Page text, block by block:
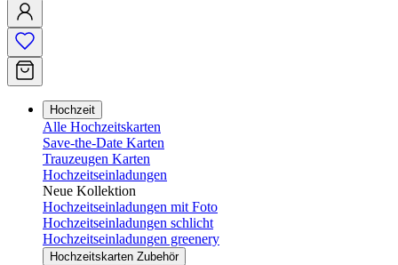
Hochzeit
Alle Hochzeitskarten
Save-the-Date Karten
Trauzeugen Karten
Hochzeitseinladungen
Neue Kollektion
Hochzeitseinladungen mit Foto
Hochzeitseinladungen schlicht
Hochzeitseinladungen greenery
Hochzeitskarten Zubehör